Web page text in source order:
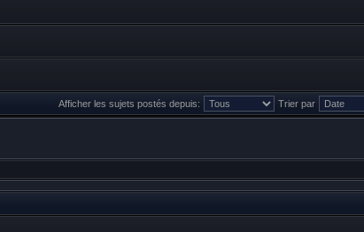
Afficher les sujets postés depuis: Trier par